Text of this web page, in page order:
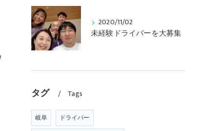
2020/11/02
未経験ドライバーを大募集
タグ Tags
岐阜
ドライバー